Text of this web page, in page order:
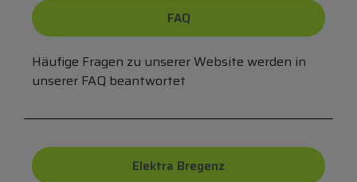
FAQ
Häufige Fragen zu unserer Website werden in
unserer FAQ beantwortet
Elektra Bregenz